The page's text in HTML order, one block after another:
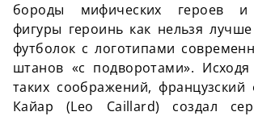
бороды мифических героев
фигуры героинь как нельзя
футболок с логотипами
штанов «с подворотами».
таких соображений,
Кайар (Leo Caillard) создал